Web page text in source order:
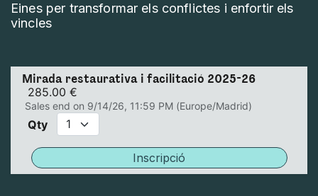
Eines per transformar els conflictes i enfortir els
vincles
Mirada restaurativa i facilitació 2025-26
285.00 €
Sales end on 9/14/26, 11:59 PM (Europe/Madrid)
Qty
Inscripció